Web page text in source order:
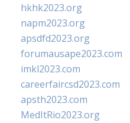
hkhk2023.org
napm2023.org
apsdfd2023.org
forumausape2023.com
imkl2023.com
careerfaircsd2023.com
apsth2023.com
MedItRio2023.org